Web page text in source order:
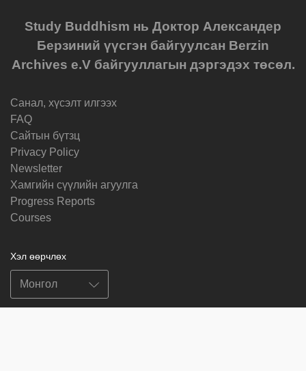
Study Buddhism нь Доктор Александер
Берзиний үүсгэн байгуулсан Berzin
Archives e.V байгууллагын дэргэдэх төсөл.
Санал, хүсэлт илгээх
FAQ
Cайтын бүтзц
Privacy Policy
Newsletter
Хамгийн сүүлийн агуулга
Progress Reports
Courses
Хэл өөрчлөх